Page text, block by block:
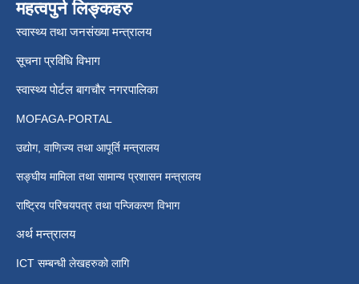
महत्वपुर्न लिङ्कहरु
स्वास्थ्य तथा जनसंख्या मन्त्रालय
सूचना प्रविधि विभाग
स्वास्थ्य पोर्टल बागचौर नगरपालिका
MOFAGA-PORTAL
उद्योग, वाणिज्य तथा आपूर्ति मन्त्रालय
सङ्घीय मामिला तथा सामान्य प्रशासन मन्त्रालय
राष्ट्रिय परिचयपत्र तथा पन्जिकरण विभाग
अर्थ मन्त्रालय
ICT सम्बन्धी लेखहरुको लागि